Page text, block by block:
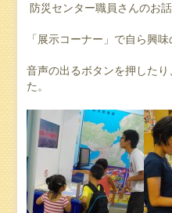
防災センター職員さんのお
「展示コーナー」で自ら興
音声の出るボタンを押した
た。